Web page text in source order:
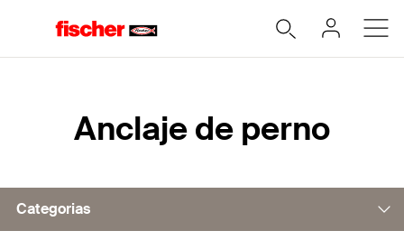
Anclaje de perno
Categorias